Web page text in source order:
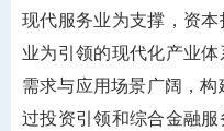
现代服务业为支撑，资
业为引领的现代化产业
需求与应用场景广阔，构
过投资引领和综合金融